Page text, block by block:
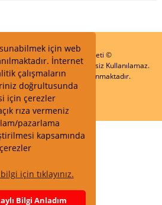
için web
İnternet
çalışmaların
doğrultusunda
için çerezler
rıza vermeniz
pazarlama
kapsamında
için tıklayınız.
Bilgi Anladım
ve Ticaret Limited Şirketi ©
Tüm hakları saklıdır ve İzinsiz Kullanılamaz.
SSL Sertifikası ile Korunmaktadır.